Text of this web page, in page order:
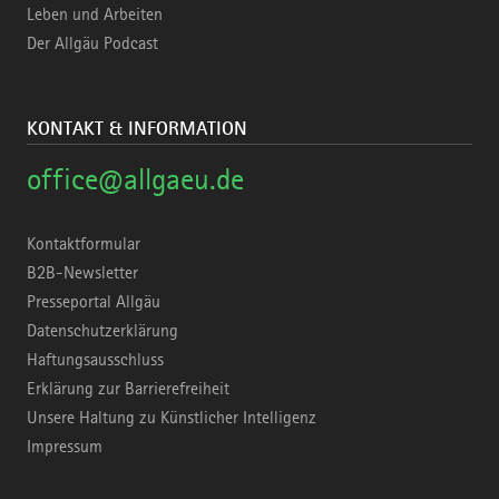
Leben und Arbeiten
Der Allgäu Podcast
KONTAKT & INFORMATION
office@allgaeu.de
Kontaktformular
B2B-Newsletter
Presseportal Allgäu
Datenschutzerklärung
Haftungsausschluss
Erklärung zur Barrierefreiheit
Unsere Haltung zu Künstlicher Intelligenz
Impressum